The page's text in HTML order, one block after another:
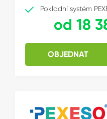
Pokladní systém
od 18
OBJEDNAT